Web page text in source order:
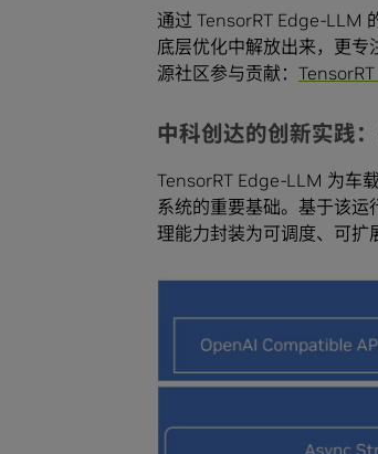
通过 TensorRT Edge-LLM
底层优化中解放出来，更
源社区参与贡献：
中科创达的创新实践
TensorRT Edge-LLM 为车
系统的重要基础。基于该运
理能力封装为可调度、可扩